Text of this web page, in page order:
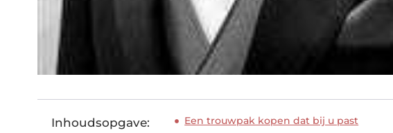
Inhoudsopgave:
Een trouwpak kopen dat bij u past